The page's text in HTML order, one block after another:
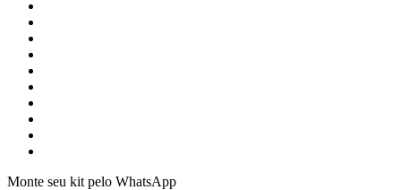
Monte seu kit pelo WhatsApp